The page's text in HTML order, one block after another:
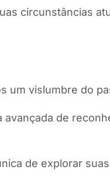
circunstâncias
um vislumbre do
de
de explorar